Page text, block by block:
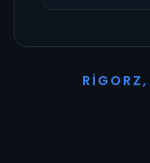
R I G O R Z,